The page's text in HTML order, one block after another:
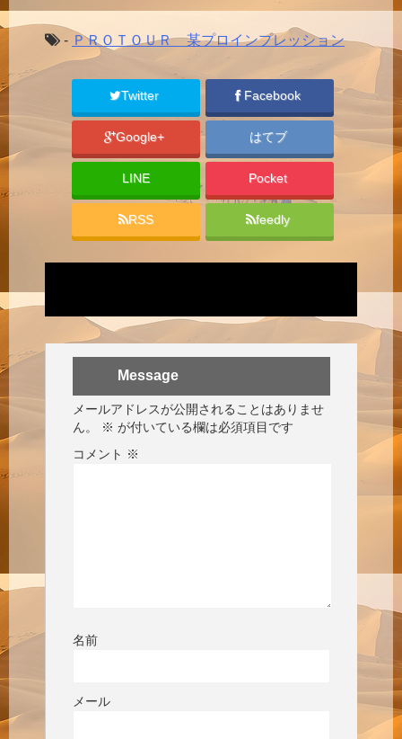
- ＰＲＯＴＯＵＲ 某プロインプレッション
Twitter Facebook
Google+ はてブ
LINE Pocket
RSS feedly
Message
メールアドレスが公開されることはありませ
ん。
※ が付いている欄は必須項目です
コメント ※
名前
メール